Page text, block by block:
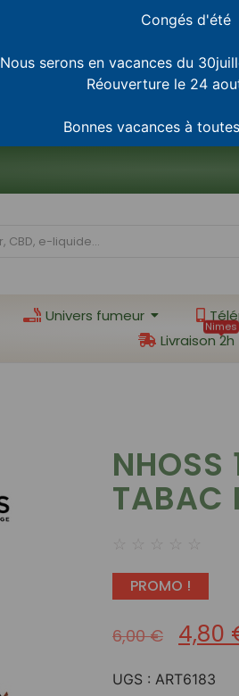
Congés d'été
Nous serons en vacances du
Réouverture le 24
Bonnes vacances à
Univers fumeur
Livraison 2h
Nimes
NHOSS
TABAC
☆ ☆ ☆ ☆ ☆
PROMO !
6,00€ 4,80
UGS : ART6183